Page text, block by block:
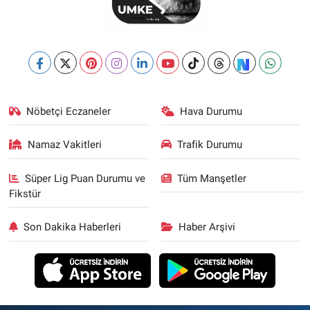
Nöbetçi Eczaneler Hava Durumu
Namaz Vakitleri Trafik Durumu
Süper Lig Puan Durumu ve
Fikstür
Tüm Manşetler
Son Dakika Haberleri Haber Arşivi